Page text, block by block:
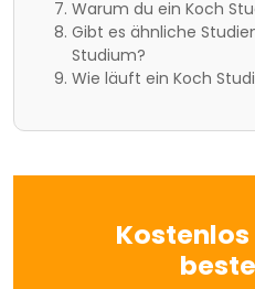
Warum du ein Koch
Gibt es ähnliche
Studium?
Wie läuft ein Koch